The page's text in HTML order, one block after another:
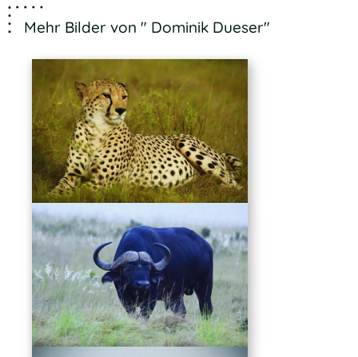
Mehr Bilder von " Dominik Dueser"